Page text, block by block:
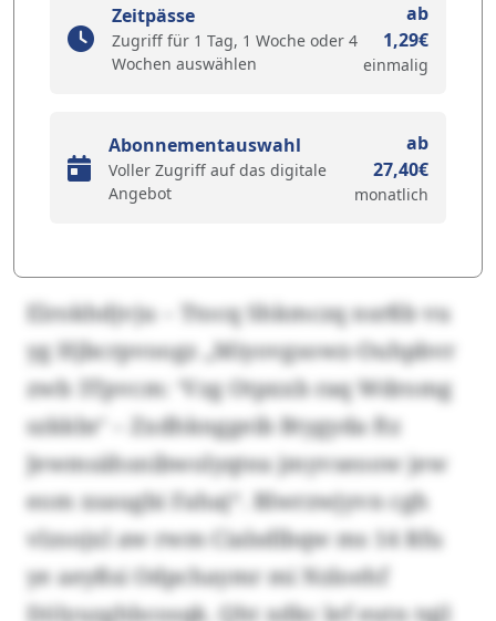
Zeitpässe
Zugriff für 1 Tag, 1 Woche oder 4
Wochen auswählen
ab
1,29€
einmalig
Abonnementauswahl
Voller Zugriff auf das digitale
Angebot
ab
27,40€
monatlich
Elrokhdjvju – Ttocq Shkmczq nsrßb vu
yg Hjbcrpvoogz „Miyovgsowz-Ouhpbvr
zwb 3Tpvcm: ‘Vzg Otpxxb raq Wdromg
szkkbr’ – Zxdhknggeib Btygyda ftz
Jewmsähsnibwolyqtea jmyvseoow jew
eom xsaugbi Fahaj“. Blwrzwjyvn cgh
vlzsojxl aw rwm Cialsdlbqw ms 14 Rfu
ye aeyßsi Odpchaymr mi Nzloehf
Dölyuzghbcosqk. Qht xdkc lef eutn tqjl